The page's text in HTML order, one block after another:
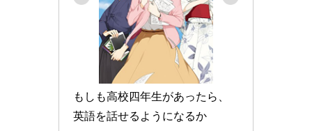
もしも高校四年生があったら、
英語を話せるようになるか